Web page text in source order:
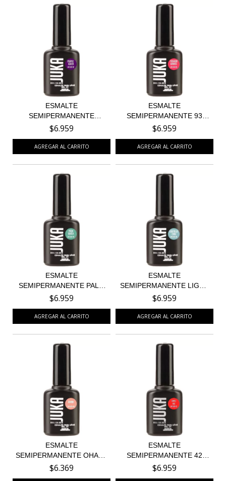
ESMALTE
SEMIPERMANENTE
PURPLE QUEEN 92
$6.959
ESMALTE
SEMIPERMANENTE 93
FASHION DIARIE...
$6.959
ESMALTE
SEMIPERMANENTE PALM
BEACH 94
$6.959
ESMALTE
SEMIPERMANENTE LIGHT
BLUE CAKE 3...
$6.959
ESMALTE
SEMIPERMANENTE OHANA
105
$6.369
ESMALTE
SEMIPERMANENTE 42
SIMPLY RED
$6.959